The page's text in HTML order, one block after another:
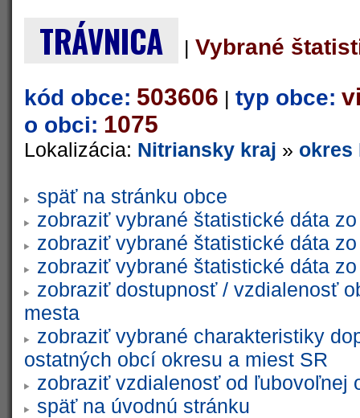
TRÁVNICA |Vybrané
kód obce: 503606 | typ obce:
o obci: 1075
Lokalizácia: Nitriansky kraj » okres
späť na stránku obce
zobraziť vybrané štatistické dáta
zobraziť vybrané štatistické dáta
zobraziť vybrané štatistické dáta
zobraziť dostupnosť / vzdialenosť
mesta
zobraziť vybrané charakteristiky
ostatných obcí okresu a miest SR
zobraziť vzdialenosť od ľubovoľnej
späť na úvodnú stránku